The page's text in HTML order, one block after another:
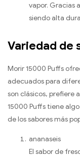
vapor. Gracias
siendo alta
Variedad de
Morir 15000 Puffs
adecuados para
son clásicos, prefiere
15000 Puffs tiene
de los sabores más
ananaseis
El sabor de